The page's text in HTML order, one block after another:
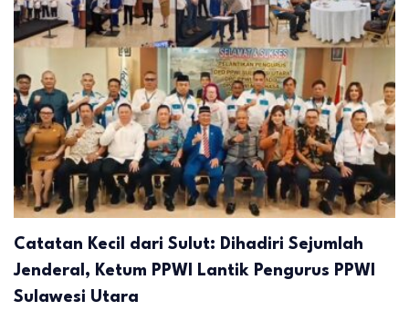
Catatan Kecil dari Sulut: Dihadiri Sejumlah
Jenderal, Ketum PPWI Lantik Pengurus PPWI
Sulawesi Utara